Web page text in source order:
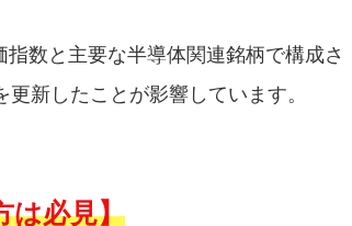
数と主要な半導体関連銘柄で構成さ
新したことが影響しています。
は必見】